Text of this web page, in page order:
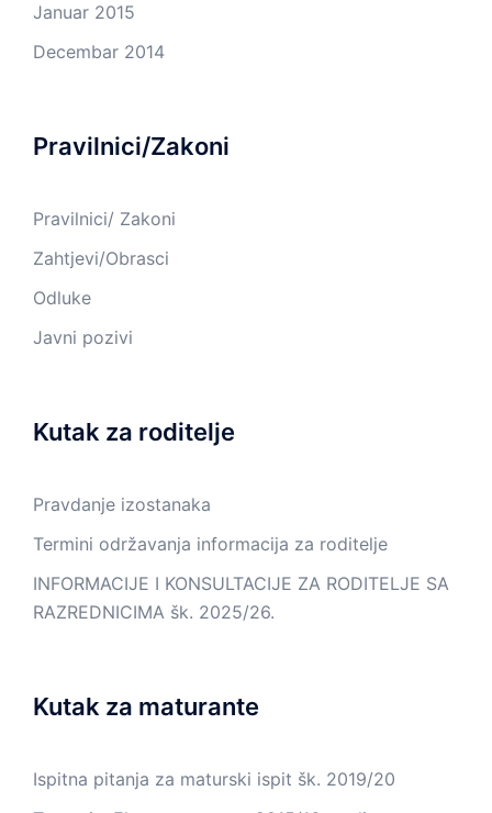
Januar 2015
Decembar 2014
Pravilnici/Zakoni
Pravilnici/ Zakoni
Zahtjevi/Obrasci
Odluke
Javni pozivi
Kutak za roditelje
Pravdanje izostanaka
Termini održavanja informacija za roditelje
INFORMACIJE I KONSULTACIJE ZA RODITELJE SA
RAZREDNICIMA šk. 2025/26.
Kutak za maturante
Ispitna pitanja za maturski ispit šk. 2019/20